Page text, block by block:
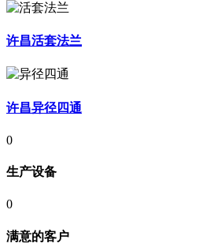
许昌活套法兰
许昌异径四通
0
生产设备
0
满意的客户